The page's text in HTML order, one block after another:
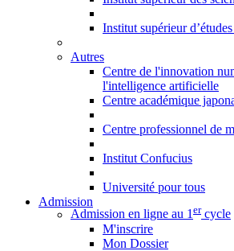
Institut supérieur
Autres
Centre de l'innovation
l'intelligence artificielle
Centre académique
Centre professionnel de
Institut Confucius
Université pour tous
Admission
Admission en ligne au 1ercycle
M'inscrire
Mon Dossier